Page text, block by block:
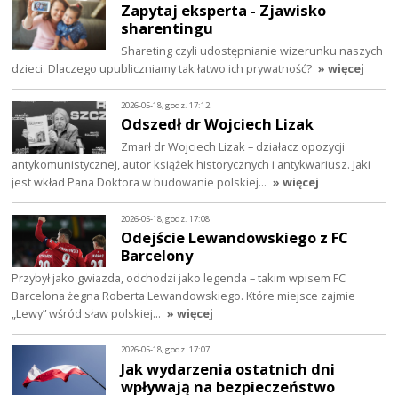
Zapytaj eksperta - Zjawisko
sharentingu
Shareting czyli udostępnianie wizerunku naszych
dzieci. Dlaczego upubliczniamy tak łatwo ich prywatność? » więcej
2026-05-18, godz. 17:12
Odszedł dr Wojciech Lizak
Zmarł dr Wojciech Lizak – działacz opozycji
antykomunistycznej, autor książek historycznych i antykwariusz. Jaki
jest wkład Pana Doktora w budowanie polskiej… » więcej
2026-05-18, godz. 17:08
Odejście Lewandowskiego z FC
Barcelony
Przybył jako gwiazda, odchodzi jako legenda – takim wpisem FC
Barcelona żegna Roberta Lewandowskiego. Które miejsce zajmie
„Lewy” wśród sław polskiej… » więcej
2026-05-18, godz. 17:07
Jak wydarzenia ostatnich dni
wpływają na bezpieczeństwo